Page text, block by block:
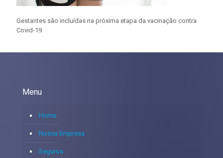
Gestantes são incluídas na próxima etapa da vacinação contra
Covid-19
Menu
Home
Nossa Empresa
Seguros